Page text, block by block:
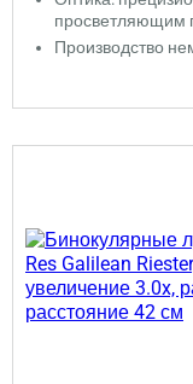
просветляющим
Производство